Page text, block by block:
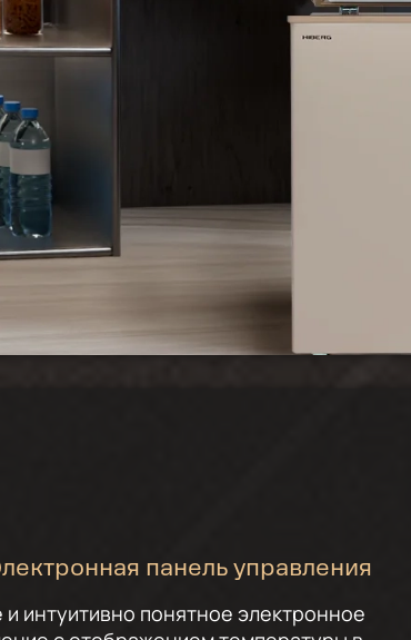
панель управления
и интуитивно понятное электронное